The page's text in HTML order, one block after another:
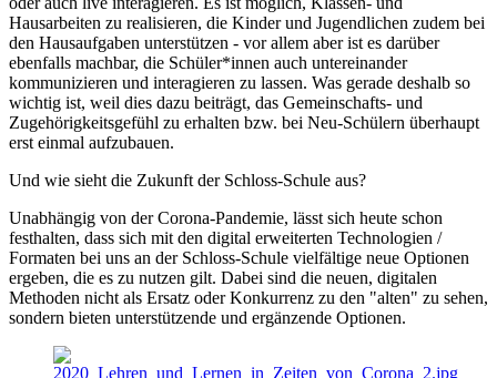
Hausarbeiten zu realisieren, die Kinder und Jugendlichen zudem bei
den Hausaufgaben unterstützen - vor allem aber ist es darüber
ebenfalls machbar, die Schüler*innen auch untereinander
kommunizieren und interagieren zu lassen. Was gerade deshalb so
wichtig ist, weil dies dazu beiträgt, das Gemeinschafts- und
Zugehörigkeitsgefühl zu erhalten bzw. bei Neu-Schülern überhaupt
erst einmal aufzubauen.
Und wie sieht die Zukunft der Schloss-Schule aus?
Unabhängig von der Corona-Pandemie, lässt sich heute schon
festhalten, dass sich mit den digital erweiterten Technologien /
Formaten bei uns an der Schloss-Schule vielfältige neue Optionen
ergeben, die es zu nutzen gilt. Dabei sind die neuen, digitalen
Methoden nicht als Ersatz oder Konkurrenz zu den "alten" zu sehen,
sondern bieten unterstützende und ergänzende Optionen.